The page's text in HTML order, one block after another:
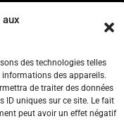
des technologies telles
des appareils.
de traiter des données
ID uniques sur ce site. Le fait
peut avoir un effet négatif